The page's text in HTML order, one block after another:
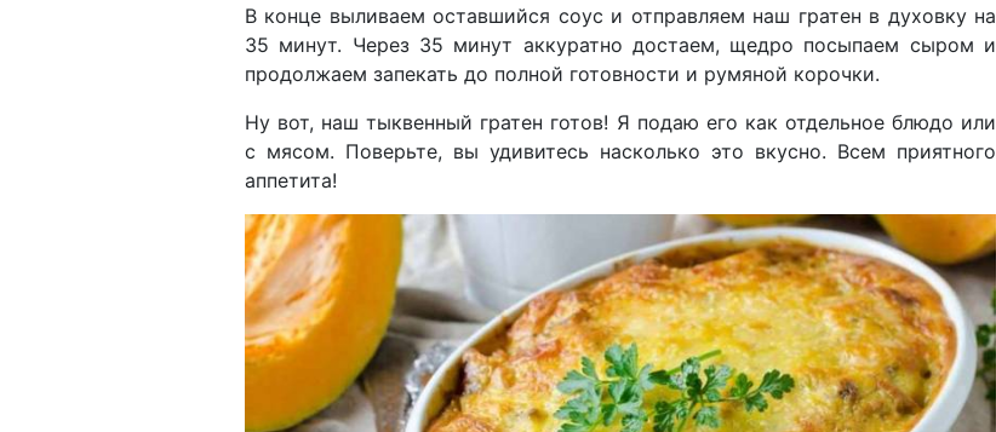
В конце выливаем оставшийся соус и отправляем наш гратен в духовку на
35 минут. Через 35 минут аккуратно достаем, щедро посыпаем сыром и
продолжаем запекать до полной готовности и румяной корочки.
Ну вот, наш тыквенный гратен готов! Я подаю его как отдельное блюдо или
с мясом. Поверьте, вы удивитесь насколько это вкусно. Всем приятного
аппетита!